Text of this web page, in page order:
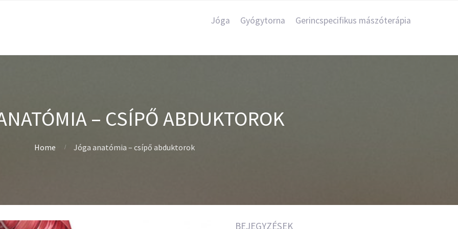
Jóga Gyógytorna Gerincspecifikus mászóterápia
– CSÍPŐ ABDUKTOROK
Home Jóga anatómia – csípő abduktorok
BEJEGYZÉSEK